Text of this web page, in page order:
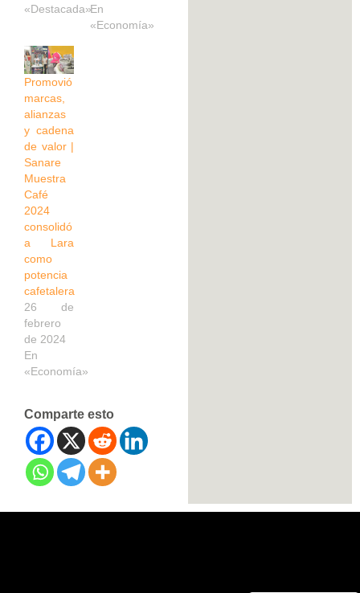
«Destacada»En
«Economía»
Promovió
marcas,
alianzas
y cadena
de valor |
Sanare
Muestra
Café
2024
consolidó
a Lara
como
potencia
cafetalera
26 de
febrero
de 2024
En
«Economía»
Comparte esto